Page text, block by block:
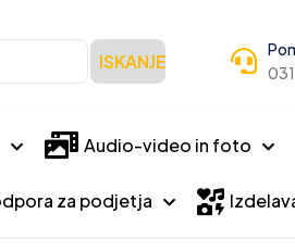
ISKANJE
Audio-video in foto
za podjetja